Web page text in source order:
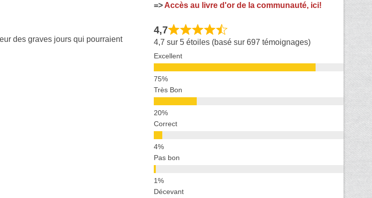
des graves jours qui pourraient
=> Accès au livre d'or de la communauté, ici!
4,7
4,7 sur 5 étoiles (basé sur 697 témoignages)
Excellent
Très Bon
Correct
Pas bon
Décevant